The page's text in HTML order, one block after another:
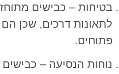
בטיחות – כבישים
לתאונות דרכים, שכן
פתוחים.
נוחות הנסיעה –